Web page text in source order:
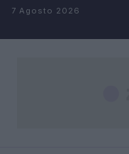
Salta al contenuto
7 Agosto 2026